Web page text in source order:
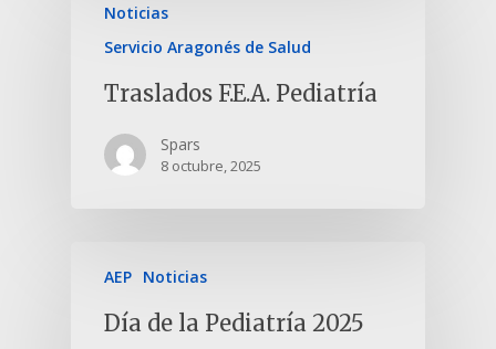
Noticias
Servicio Aragonés de Salud
Traslados F.E.A. Pediatría
Spars
8 octubre, 2025
AEP Noticias
Día de la Pediatría 2025